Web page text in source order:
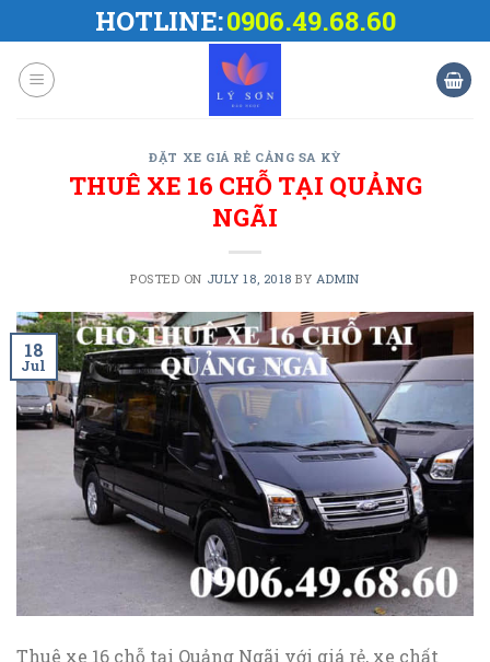
to
content
HOTLINE:0906.49.68.60
ĐẶT XE GIÁ RẺ CẢNG SA KỲ
THUÊ XE 16 CHỖ TẠI QUẢNG
NGÃI
POSTED ON JULY 18, 2018 BY ADMIN
18
Jul
Thuê xe 16 chỗ tại Quảng Ngãi với giá rẻ, xe chất